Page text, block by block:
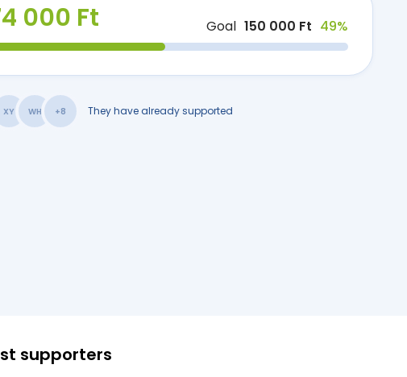
000 Ft Goal 150 000 Ft 49%
XY WH +8 They have already supported
supporters